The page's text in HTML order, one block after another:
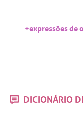
+expressões de
DICIONÁRIO